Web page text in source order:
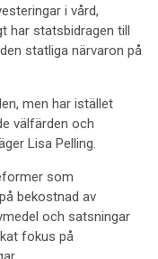
i vård,
har statsbidragen till
statliga närvaron på
men har istället
välfärden och
Lisa Pelling.
som
bekostnad av
och satsningar
fokus på